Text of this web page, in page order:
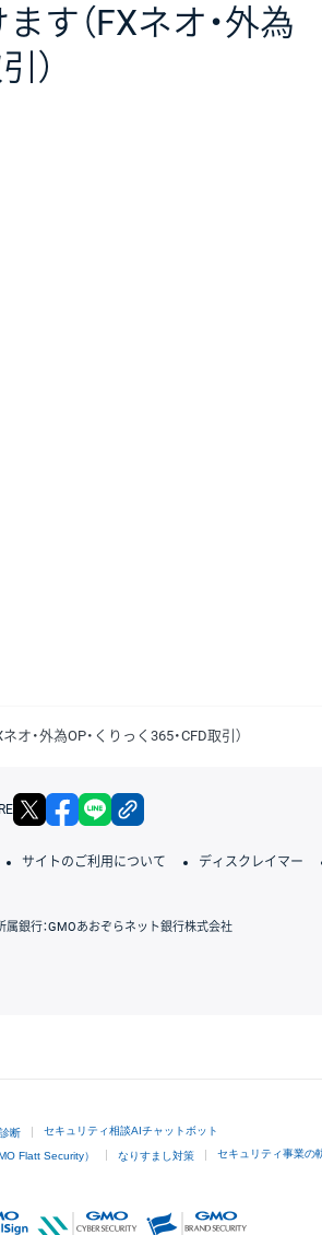
す（FXネオ・外為
）
・外為OP・くりっく365・CFD取引）
X facebook
サイトのご利用について ディスクレイマー
属銀行：GMOあおぞらネット銀行株式会社
断 セキュリティ相談AIチャットボット
Flatt Security） なりすまし対策 セキュリティ事業の